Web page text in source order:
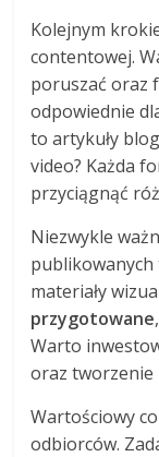
Kolejnym
contentowej.
poruszać oraz
odpowiednie
to artykuły
video? Każda
przyciągnąć
Niezwykle
publikowanych
materiały
przygotowane
Warto
oraz tworzenie
Wartościowy
odbiorców.